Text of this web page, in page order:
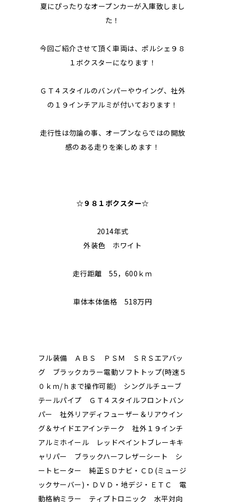
夏にぴったりなオープンカーが入庫致しまし
た！
今回ご紹介させて頂く車両は、ポルシェ９８
１ボクスターになります！
ＧＴ４スタイルのバンパーやウイング、社外
の１９インチアルミが付いております！
走行性は勿論の事、オープンならではの開放
感のある走りを楽しめます！
☆９８１ボクスター☆
2014年式
外装色 ホワイト
走行距離 55，600ｋｍ
車体本体価格 518万円
フル装備 ＡＢＳ ＰＳＭ ＳＲＳエアバッ
グ ブラックカラー電動ソフトトップ(時速５
０ｋｍ/ｈまで操作可能) シングルチューブ
テールパイプ ＧＴ４スタイルフロントバン
パー 社外リアディフューザー＆リアウイン
グ＆サイドエアインテーク 社外１９インチ
アルミホイール レッドペイントブレーキキ
ャリパー ブラックハーフレザーシート シ
ートヒーター 純正ＳＤナビ・ＣＤ(ミュージ
ックサーバー)・ＤＶＤ・地デジ・ＥＴＣ 電
動格納ミラー ティプトロニック 水平対向